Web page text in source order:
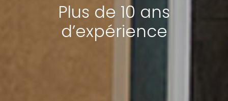
Plus de 10 ans
d’expérience